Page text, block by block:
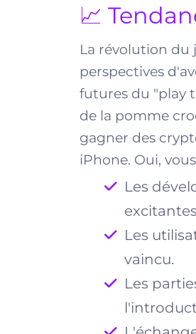
📈
La révolution du
perspectives
futures du "play
de la pomme
gagner des
iPhone. Oui,
Les
Les
vaincu.
Les